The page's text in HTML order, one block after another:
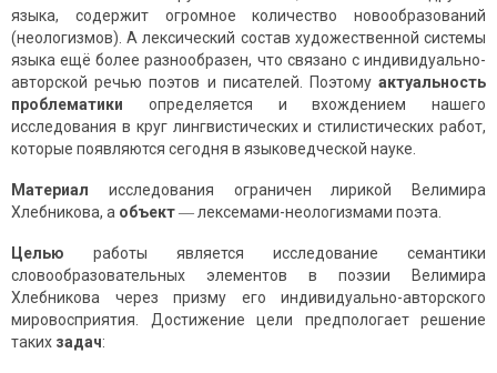
языка, содержит огромное количество новообразований
(неологизмов). А лексический состав художественной системы
языка ещё более разнообразен, что связано с индивидуально-
авторской речью поэтов и писателей. Поэтому актуальность
проблематики определяется и вхождением нашего
исследования в круг лингвистических и стилистических работ,
которые появляются сегодня в языковедческой науке.
Материал исследования ограничен лирикой Велимира
Хлебникова, а объект― лексемами-неологизмами поэта.
Целью работы является исследование семантики
словообразовательных элементов в поэзии Велимира
Хлебникова через призму его индивидуально-авторского
мировосприятия. Достижение цели предпологает решение
таких задач: